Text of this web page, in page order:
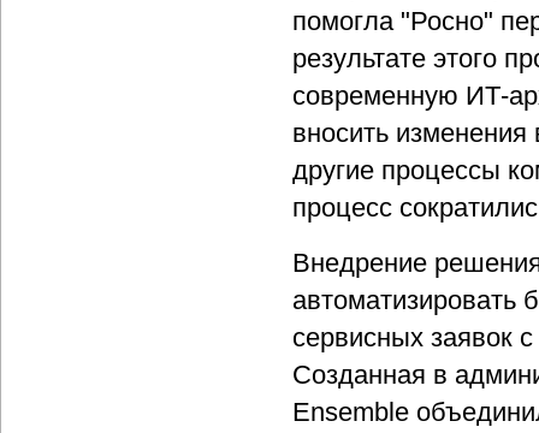
помогла "Росно"
результате этого
современную ИТ-
вносить
другие процессы
процесс
Внедрение
автоматизировать
сервисных заявок
Созданная в
Ensemble